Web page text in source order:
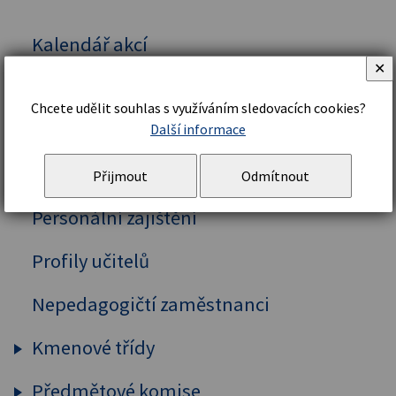
Kalendář akcí
Organizační řád a struktura
Školní řád
Personální zajištění
Profily učitelů
Nepedagogičtí zaměstnanci
Kmenové třídy
Prima
Chcete udělit souhlas s využíváním sledovacích cookies?
Další informace
Přijmout Odmítnout
✕